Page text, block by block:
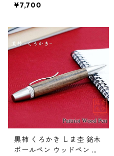
¥7,700
黒柿 くろかき しま杢 銘木
ボールペン ウッドペン 木